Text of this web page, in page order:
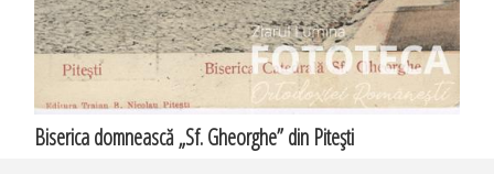
Biserica domnească „Sf. Gheorghe” din Piteşti